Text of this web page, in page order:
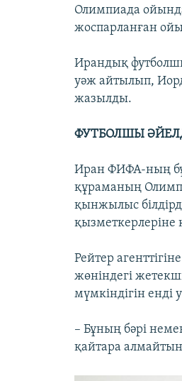
Олимпиада
жоспарланған
Ирандық
уәж айтылып,
жазылды.
ФУТБОЛШЫ
Иран ФИФА-ның
құраманың
қынжылыс
қызметкерлеріне
Рейтер
жөніндегі
мүмкіндігін
– Бұның бәрі
қайтара